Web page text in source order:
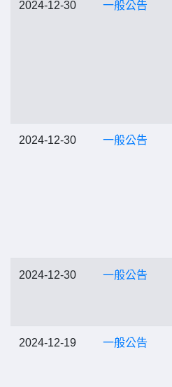
2024-12-30 一般公告
2024-12-30 一般公告
2024-12-30 一般公告
2024-12-19 一般公告